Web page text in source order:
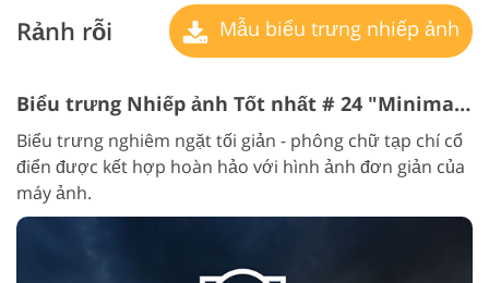
Rảnh rỗi Mẫu biểu trưng nhiếp ảnh
Biểu trưng Nhiếp ảnh Tốt nhất # 24 "Minimalist strict"
Biểu trưng nghiêm ngặt tối giản - phông chữ tạp chí cổ
điển được kết hợp hoàn hảo với hình ảnh đơn giản của
máy ảnh.